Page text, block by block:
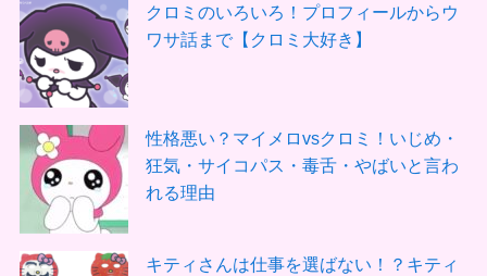
クロミのいろいろ！プロフィールからウ
ワサ話まで【クロミ大好き】
性格悪い？マイメロvsクロミ！いじめ・
狂気・サイコパス・毒舌・やばいと言わ
れる理由
キティさんは仕事を選ばない！？キティ